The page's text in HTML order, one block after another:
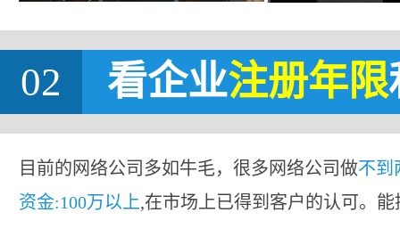
02 看企业注册年限
目前的网络公司多如牛毛，很多网络公司做不到
资金:100万以上,在市场上已得到客户的认可。